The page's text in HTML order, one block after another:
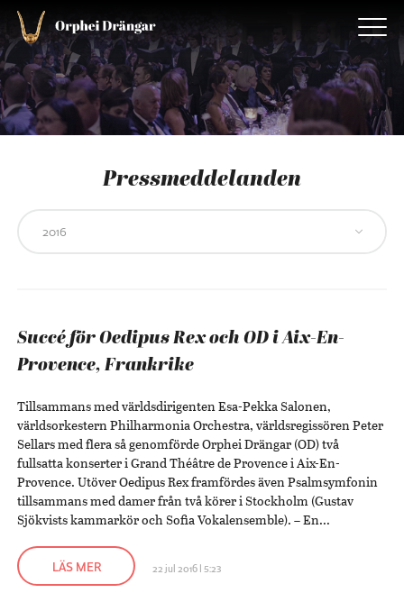
Pressmeddelanden
Succé för Oedipus Rex och OD i Aix-En-
Provence, Frankrike
Tillsammans med världsdirigenten Esa-Pekka Salonen,
världsorkestern Philharmonia Orchestra, världsregissören Peter
Sellars med flera så genomförde Orphei Drängar (OD) två
fullsatta konserter i Grand Théâtre de Provence i Aix-En-
Provence. Utöver Oedipus Rex framfördes även Psalmsymfonin
tillsammans med damer från två körer i Stockholm (Gustav
Sjökvists kammarkör och Sofia Vokalensemble). – En...
LÄS MER 22 jul 2016 | 5:23